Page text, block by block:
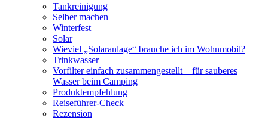
Tankreinigung
Selber machen
Winterfest
Solar
Wieviel „Solaranlage“ brauche ich im Wohnmobil?
Trinkwasser
Vorfilter einfach zusammengestellt – für sauberes
Wasser beim Camping
Produktempfehlung
Reiseführer-Check
Rezension